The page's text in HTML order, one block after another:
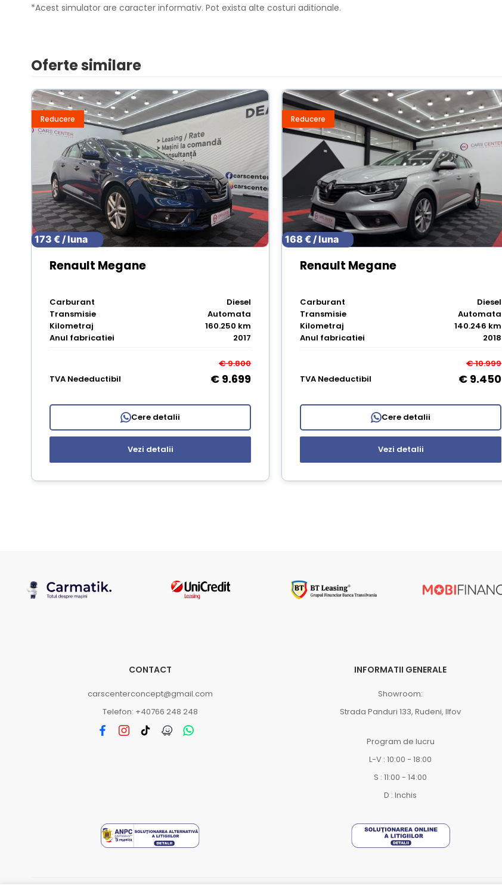
*Acest simulator are caracter informativ. Pot exista alte costuri aditionale.
Oferte similare
Reducere
173 € / luna
Renault Megane
Carburant
Diesel
Transmisie
Automata
Kilometraj
160.250 km
Anul fabricatiei
2017
€ 9.800
TVA Nedeductibil
€ 9.699
Cere detalii
Vezi detalii
Reducere
168 € / luna
Renault Megane
Carburant
Diesel
Transmisie
Automata
Kilometraj
140.246 km
Anul fabricatiei
2018
€ 10.999
TVA Nedeductibil
€ 9.450
Cere detalii
Vezi detalii
CONTACT
carscenterconcept@gmail.com
Telefon: +40766 248 248
INFORMATII GENERALE
Showroom:
Strada Panduri 133, Rudeni, Ilfov
Program de lucru
L-V : 10:00 - 18:00
S : 11:00 - 14:00
D : Inchis